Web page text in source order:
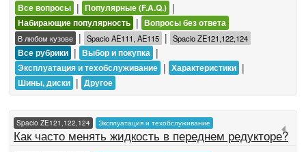
Все вопросы | Популярные (F.A.Q.) |
Набирающие популярность | Вопросы без ответа
В любом кузове | Spacio AE111, AE115 | Spacio ZE121,122,124
Все рубрики | Выбор и покупка |
Эксплуатация и техобслуживание | Характеристики |
Шины, диски | Другое
Spacio ZE121,122,124 Эксплуатация и техобслуживание
Как часто менять жидкость в переднем редукторе?